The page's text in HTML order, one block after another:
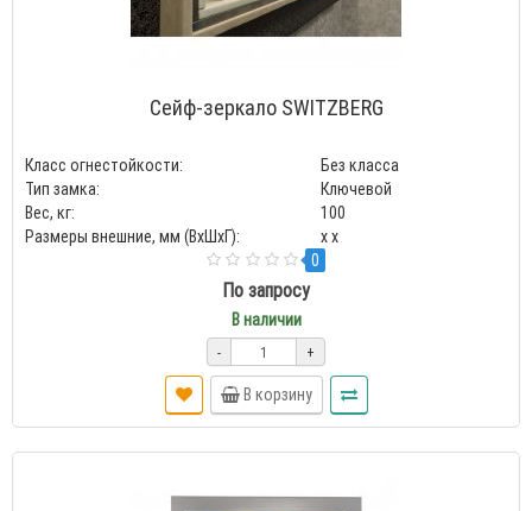
Сейф-зеркало SWITZBERG
Класс огнестойкости:
Без класса
Тип замка:
Ключевой
Вес, кг:
100
Размеры внешние, мм (ВхШхГ):
x x
0
По запросу
В наличии
- +
В корзину